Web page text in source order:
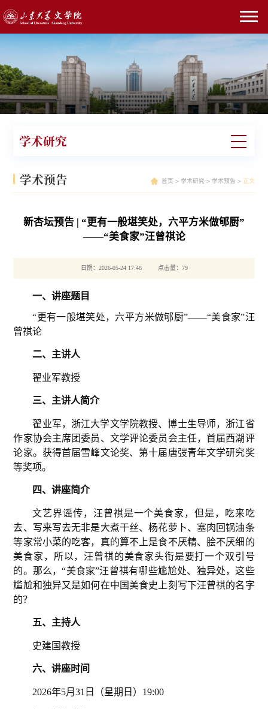
学术研究
学术预告 首页 > 学术研究 > 学术预告 > 正文
新杏坛预告 | “更有一般堪笑处，六平方米做郇厨”
——“美食家”汪曾祺论
日期：2026-05-24 17:46 点击量： 79
一、讲座题目
“更有一般堪笑处，六平方米做郇厨”——“美食家”汪
曾祺论
二、 主讲人
翟业军教授
三、 主讲人简介
翟业军，浙江大学文学院教授、博士生导师，浙江省
作家协会主席团委员、文学评论委员会主任，首届西湖评
论家。获得首届雪峰文论奖、第十届唐弢青年文学研究奖
等奖项。
四、讲座简介
文艺界谣传，汪曾祺是一个美食家，但是，吃来吃
去、写来写去无非是大煮干丝、杨花萝卜、塞肉回锅油条
等家常小菜的吃客，真的算不上是食不厌精、脍不厌细的
美食家，所以，汪曾祺的美食家头衔是要打一个双引号
的。那么，“美食家”汪曾祺有哪些尴尬处、独异处，这些
尴尬和独异又是如何在中国美食史上刻写下汪曾祺的名字
的？
五、 主持人
史建国教授
六、讲座时间
2026年5月31日（星期 日）19:00